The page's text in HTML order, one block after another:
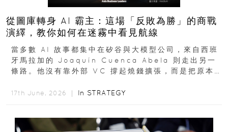
從圖庫轉身 AI 霸主：這場「反敗為勝」的商戰
演繹，教你如何在迷霧中看見航線
當多數 AI 故事都集中在矽谷與大模型公司，來自西班
牙馬拉加的 Joaquín Cuenca Abela 則走出另一
條路。他沒有靠外部 VC 撐起燒錢擴張，而是把原本
17th June, 2026 ｜ In STRATEGY